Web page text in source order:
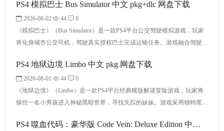
PS4 模拟巴士 Bus Simulator 中文 pkg+dlc 网盘下载
2026-08-02 44
0
《模拟巴士》（Bus Simulator）是一款PS4平台公交驾驶模拟游戏，玩家
将化身城市公交司机，驾驶真实授权巴士完成运输任务。游戏融合驾驶、
乘客并不断扩大自己的公交事业。凭借真实的驾驶流程和开放城市探索体
验，本作适合喜欢模拟经营、车辆驾驶以及慢节奏游戏体验的玩家。
PS4 地狱边境 Limbo 中文 pkg 网盘下载
2026-08-01 44
0
《地狱边境》（Limbo）是一款PS4平台经典横版解谜冒险游戏，玩家将
操控一名小男孩进入神秘黑暗世界，寻找失踪的妹妹。游戏采用独特黑白
借简洁的操作、出色的氛围营造以及充满想象力的关卡设计，《地狱边
PS4 噬血代码：豪华版 Code Vein: Deluxe Edition 中文